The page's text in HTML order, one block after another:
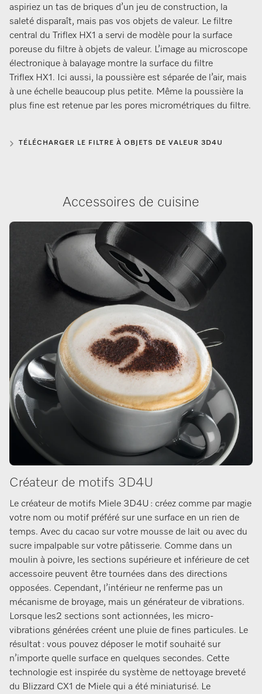
aspiriez un tas de briques d’un jeu de construction, la
saleté disparaît, mais pas vos objets de valeur. Le filtre
central du Triflex HX1 a servi de modèle pour la surface
poreuse du filtre à objets de valeur. L’image au microscope
électronique à balayage montre la surface du filtre
Triflex HX1. Ici aussi, la poussière est séparée de l’air, mais
à une échelle beaucoup plus petite. Même la poussière la
plus fine est retenue par les pores micrométriques du filtre.
TÉLÉCHARGER LE FILTRE À OBJETS DE VALEUR 3D4U
Accessoires de cuisine
Créateur de motifs 3D4U
Le créateur de motifs Miele 3D4U : créez comme par magie
votre nom ou motif préféré sur une surface en un rien de
temps. Avec du cacao sur votre mousse de lait ou avec du
sucre impalpable sur votre pâtisserie. Comme dans un
moulin à poivre, les sections supérieure et inférieure de cet
accessoire peuvent être tournées dans des directions
opposées. Cependant, l’intérieur ne renferme pas un
mécanisme de broyage, mais un générateur de vibrations.
Lorsque les2 sections sont actionnées, les micro-
vibrations générées créent une pluie de fines particules. Le
résultat : vous pouvez déposer le motif souhaité sur
n’importe quelle surface en quelques secondes. Cette
technologie est inspirée du système de nettoyage breveté
du Blizzard CX1 de Miele qui a été miniaturisé. Le